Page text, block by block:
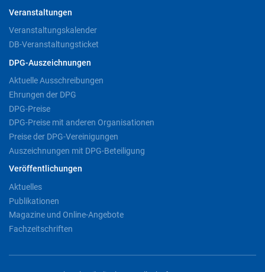
Veranstaltungen
Veranstaltungskalender
DB-Veranstaltungsticket
DPG-Auszeichnungen
Aktuelle Ausschreibungen
Ehrungen der DPG
DPG-Preise
DPG-Preise mit anderen Organisationen
Preise der DPG-Vereinigungen
Auszeichnungen mit DPG-Beteiligung
Veröffentlichungen
Aktuelles
Publikationen
Magazine und Online-Angebote
Fachzeitschriften